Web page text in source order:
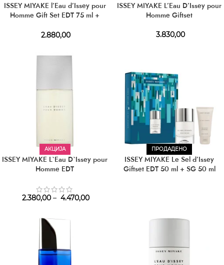
ISSEY MIYAKE l’Eau d’Issey pour
Homme Gift Set EDT 75 ml +
2.880,00
ISSEY MIYAKE L’Eau D’Issey pour
Homme Giftset
3.830,00
АКЦИЈА
ISSEY MIYAKE L`Eau D`Issey pour
Homme EDT
2.380,00 – 4.470,00
ПРОДАДЕНО
ISSEY MIYAKE Le Sel d’Issey
Giftset EDT 50 ml + SG 50 ml